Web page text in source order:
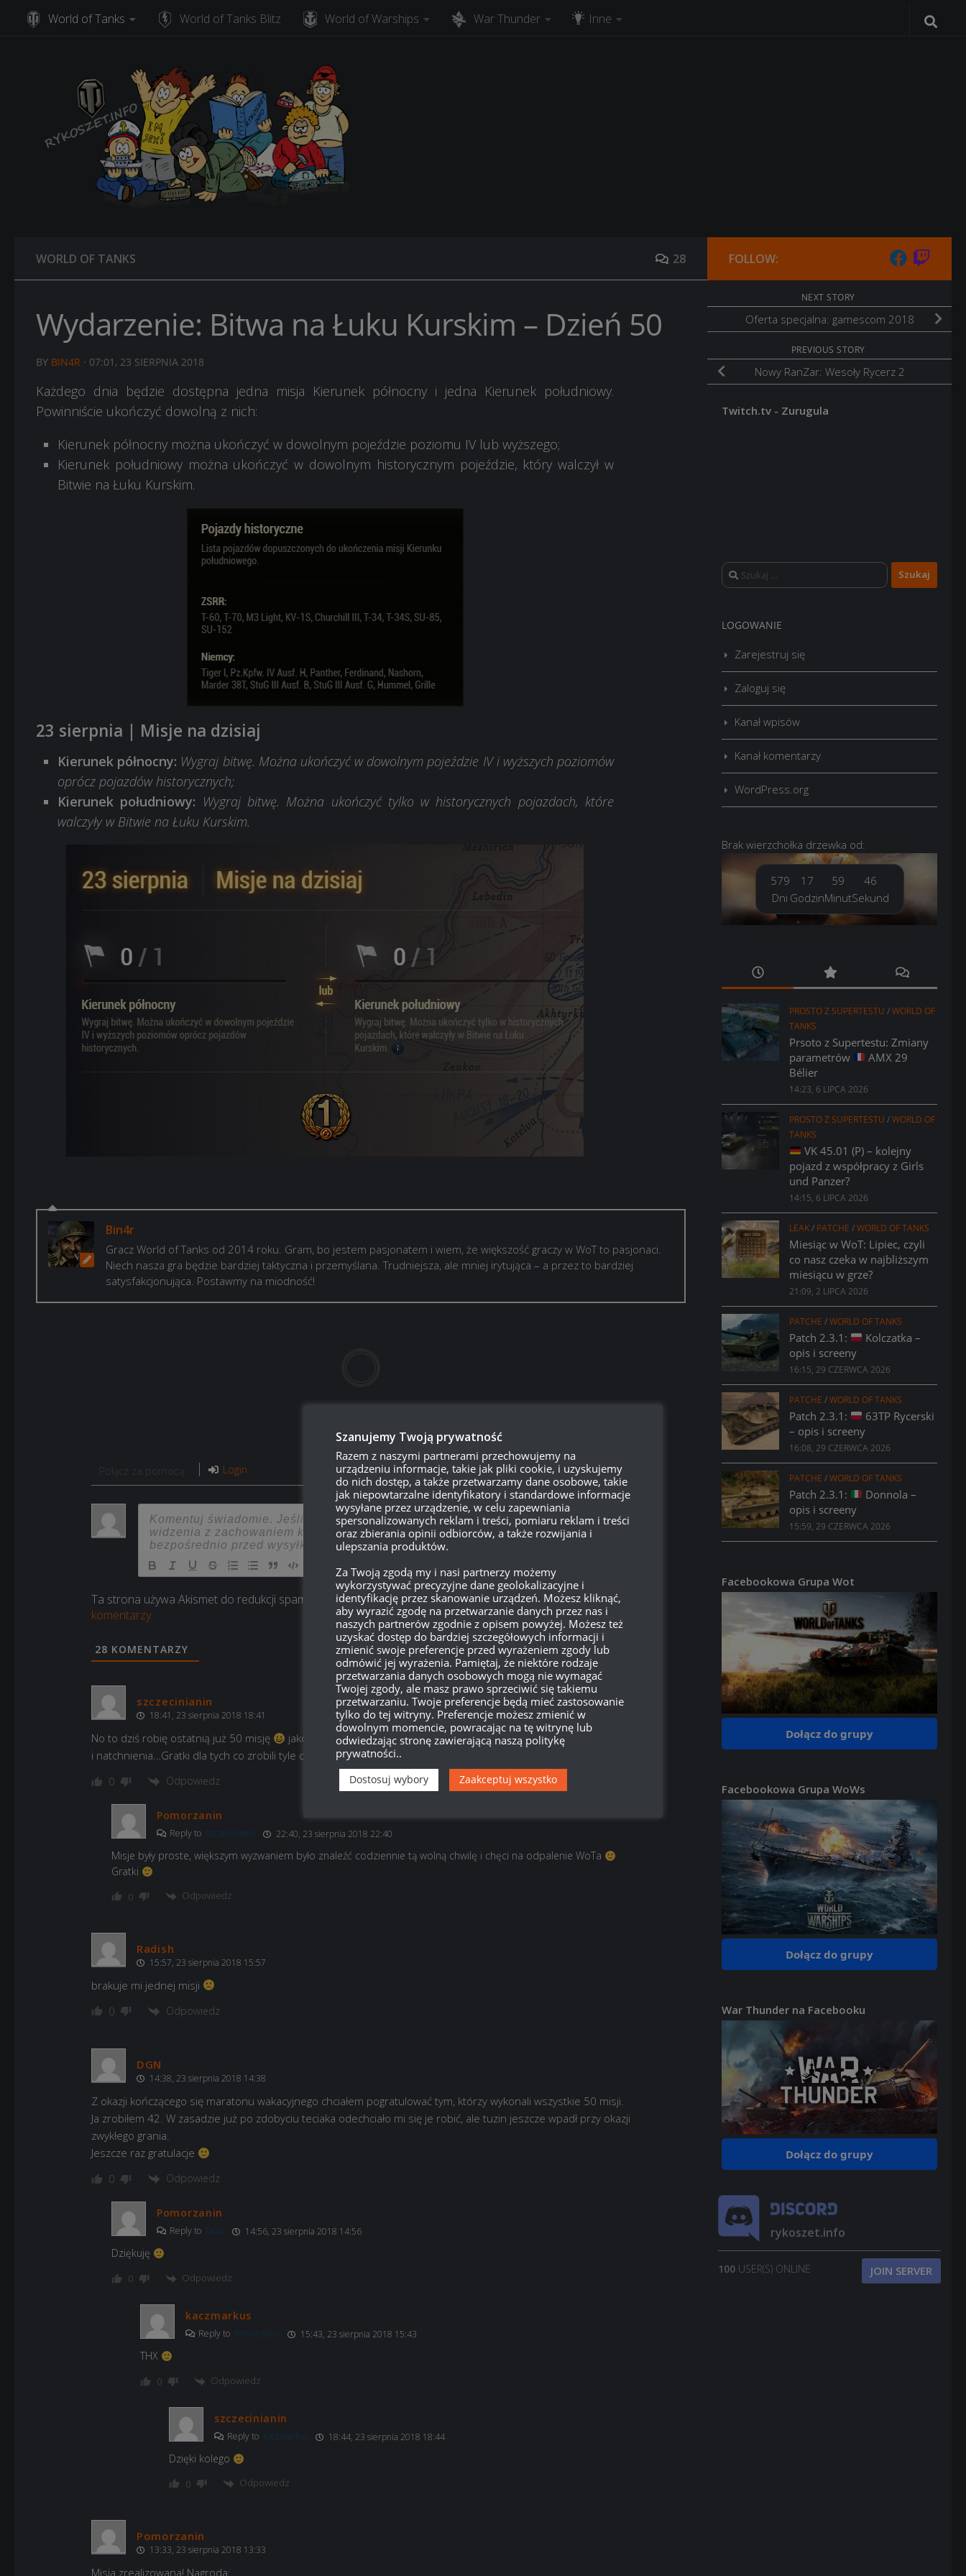
Skip to content
World of Tanks World of Tanks Blitz World of Warships War Thunder Inne
WORLD OF TANKS 28
Wydarzenie: Bitwa na Łuku Kurskim – Dzień 50
BY BIN4R · 07:01, 23 SIERPNIA 2018
Każdego dnia będzie dostępna jedna misja Kierunek północny i jedna Kierunek południowy.
Powinniście ukończyć dowolną z nich:
Kierunek północny można ukończyć w dowolnym pojeździe poziomu IV lub wyższego;
Kierunek południowy można ukończyć w dowolnym historycznym pojeździe, który walczył w
Bitwie na Łuku Kurskim.
23 sierpnia | Misje na dzisiaj
Kierunek północny: Wygraj bitwę. Można ukończyć w dowolnym pojeździe IV i wyższych poziomów
oprócz pojazdów historycznych;
Kierunek południowy: Wygraj bitwę. Można ukończyć tylko w historycznych pojazdach, które
walczyły w Bitwie na Łuku Kurskim.
Bin4r
Gracz World of Tanks od 2014 roku. Gram, bo jestem pasjonatem i wiem, że większość graczy w WoT to pasjonaci.
Niech nasza gra będzie bardziej taktyczna i przemyślana. Trudniejsza, ale mniej irytująca – a przez to bardziej
satysfakcjonująca. Postawmy na miodność!
Login
Ta strona używa Akismet do redukcji spamu.
Dowiedz się, w jaki sposób przetwarzane są dane Twoich
komentarzy.
28 KOMENTARZY
szczecinianin
18:41, 23 sierpnia 2018 18:41
No to dziś robię ostatnią już 50 misję
jakoś udało mi się je wszystkie zrobić chociaż czasami brakowało chęci
i natchnienia…Gratki dla tych co zrobili tyle co ja
aż się dziś napiję
0 Odpowiedz
Pomorzanin
Reply to szczecinianin 22:40, 23 sierpnia 2018 22:40
Misje były proste, większym wyzwaniem było znaleźć codziennie tą wolną chwilę i chęci na odpalenie WoTa
Gratki
0 Odpowiedz
Radish
15:57, 23 sierpnia 2018 15:57
brakuje mi jednej misji
0 Odpowiedz
DGN
14:38, 23 sierpnia 2018 14:38
Z okazji kończącego się maratonu wakacyjnego chciałem pogratulować tym, którzy wykonali wszystkie 50 misji.
Ja zrobiłem 42. W zasadzie już po zdobyciu teciaka odechciało mi się je robić, ale tuzin jeszcze wpadł przy okazji
zwykłego grania.
Jeszcze raz gratulacje
0 Odpowiedz
Pomorzanin
Reply to DGN 14:56, 23 sierpnia 2018 14:56
Dziękuję
0 Odpowiedz
kaczmarkus
Reply to Pomorzanin 15:43, 23 sierpnia 2018 15:43
THX
0 Odpowiedz
szczecinianin
Reply to kaczmarkus 18:44, 23 sierpnia 2018 18:44
Dzięki kolego
0 Odpowiedz
Pomorzanin
13:33, 23 sierpnia 2018 13:33
Misja zrealizowana! Nagroda:
FOLLOW:
NEXT STORY
Oferta specjalna: gamescom 2018
PREVIOUS STORY
Nowy RanZar: Wesoły Rycerz 2
Twitch.tv - Zurugula
Szukaj:
LOGOWANIE
Zarejestruj się
Zaloguj się
Kanał wpisów
Kanał komentarzy
WordPress.org
Brak wierzchołka drzewka od:
579
Dni
17
Godzin
59
Minut
46
Sekund
PROSTO Z SUPERTESTU /WORLD OF
TANKS
Prsoto z Supertestu: Zmiany
parametrów
AMX 29
Bélier
14:23, 6 LIPCA 2026
PROSTO Z SUPERTESTU /WORLD OF
TANKS
VK 45.01 (P) – kolejny
pojazd z współpracy z Girls
und Panzer?
14:15, 6 LIPCA 2026
LEAK/ PATCHE /WORLD OF TANKS
Miesiąc w WoT: Lipiec, czyli
co nasz czeka w najbliższym
miesiącu w grze?
21:09, 2 LIPCA 2026
PATCHE /WORLD OF TANKS
Patch 2.3.1:
Kolczatka –
opis i screeny
16:15, 29 CZERWCA 2026
PATCHE /WORLD OF TANKS
Patch 2.3.1:
63TP Rycerski
– opis i screeny
16:08, 29 CZERWCA 2026
PATCHE /WORLD OF TANKS
Patch 2.3.1:
Donnola –
opis i screeny
15:59, 29 CZERWCA 2026
Facebookowa Grupa Wot
Dołącz do grupy
Facebookowa Grupa WoWs
Dołącz do grupy
War Thunder na Facebooku
Dołącz do grupy
rykoszet.info
100 USER(S) ONLINE JOIN SERVER
Szanujemy Twoją prywatność
Razem z naszymi partnerami przechowujemy na
urządzeniu informacje, takie jak pliki cookie, i uzyskujemy
do nich dostęp, a także przetwarzamy dane osobowe, takie
jak niepowtarzalne identyfikatory i standardowe informacje
wysyłane przez urządzenie, w celu zapewniania
spersonalizowanych reklam i treści, pomiaru reklam i treści
oraz zbierania opinii odbiorców, a także rozwijania i
ulepszania produktów.
Za Twoją zgodą my i nasi partnerzy możemy
wykorzystywać precyzyjne dane geolokalizacyjne i
identyfikację przez skanowanie urządzeń. Możesz kliknąć,
aby wyrazić zgodę na przetwarzanie danych przez nas i
naszych partnerów zgodnie z opisem powyżej. Możesz też
uzyskać dostęp do bardziej szczegółowych informacji i
zmienić swoje preferencje przed wyrażeniem zgody lub
odmówić jej wyrażenia. Pamiętaj, że niektóre rodzaje
przetwarzania danych osobowych mogą nie wymagać
Twojej zgody, ale masz prawo sprzeciwić się takiemu
przetwarzaniu. Twoje preferencje będą mieć zastosowanie
tylko do tej witryny. Preferencje możesz zmienić w
dowolnym momencie, powracając na tę witrynę lub
odwiedzając stronę zawierającą naszą politykę
prywatności..
Dostosuj wybory Zaakceptuj wszystko